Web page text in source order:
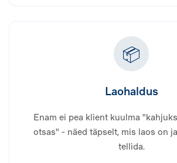
📦
Laohaldus
Enam ei pea klient kuulma
otsas" - näed täpselt, mis laos on
tellida.